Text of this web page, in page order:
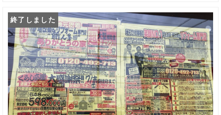
終了しました